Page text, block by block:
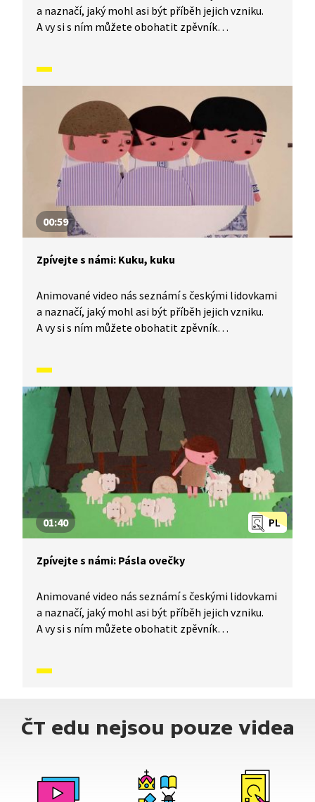
a naznačí, jaký mohl asi být příběh jejich vzniku.
A vy si s ním můžete obohatit zpěvník
naučíme písničku Vlaštovička lítá.
00:59
Zpívejte s námi: Kuku, kuku
Animované video nás seznámí s českými lidovkami
a naznačí, jaký mohl asi být příběh jejich vzniku.
A vy si s ním můžete obohatit zpěvník
naučíme písničku Kuku, kuku.
PL
01:40
Zpívejte s námi: Pásla ovečky
Animované video nás seznámí s českými lidovkami
a naznačí, jaký mohl asi být příběh jejich vzniku.
A vy si s ním můžete obohatit zpěvník
naučíme písničku Pásla ovečky.
ČT edu nejsou pouze videa